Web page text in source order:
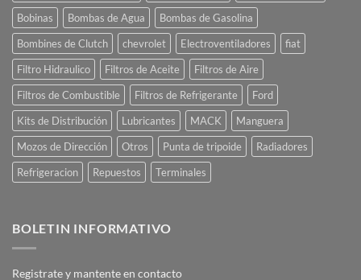
Bobinas
Bombas de Agua
Bombas de Gasolina
Bombines de Clutch
chevrolet Electroventiladores
fiat
Filtro Hidraulico
Filtros de Aceite
Filtros de Aire
Filtros de Combustible
Filtros de Refrigerante
Ford
Kits de Distribución
Lubricantes MACK
Manguera
Mozos de Dirección
Otros Punta de tripoide
Radiadores
Refrigeracion
Repuestos Terminales
BOLETIN INFORMATIVO
Registrate y mantente en contacto